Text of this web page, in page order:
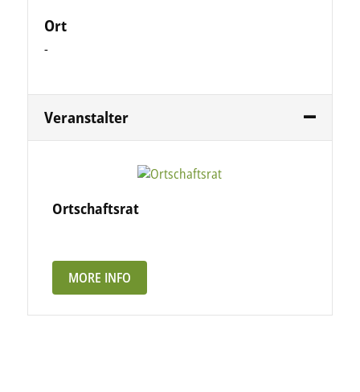
Ort
-
Veranstalter
Ortschaftsrat
MORE INFO